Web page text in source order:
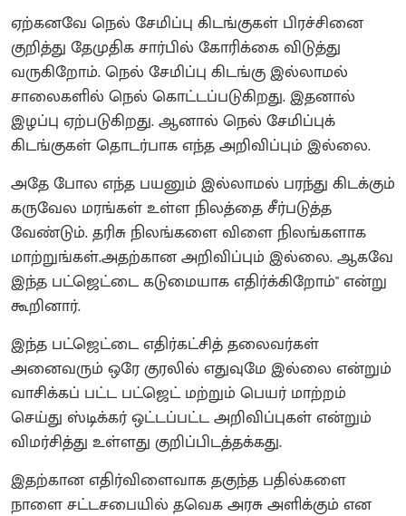
ஏற்கனவே நெல் சேமிப்பு கிடங்குகள் பிரச்சினை
குறித்து தேமுதிக சார்பில் கோரிக்கை விடுத்து
வருகிறோம். நெல் சேமிப்பு கிடங்கு இல்லாமல்
சாலைகளில் நெல் கொட்டப்படுகிறது. இதனால்
இழப்பு ஏற்படுகிறது. ஆனால் நெல் சேமிப்புக்
கிடங்குகள் தொடர்பாக எந்த அறிவிப்பும் இல்லை.
அதே போல எந்த பயனும் இல்லாமல் பரந்து கிடக்கும்
கருவேல மரங்கள் உள்ள நிலத்தை சீர்படுத்த
வேண்டும். தரிசு நிலங்களை விளை நிலங்களாக
மாற்றுங்கள்.அதற்கான அறிவிப்பும் இல்லை. ஆகவே
இந்த பட்ஜெட்டை கடுமையாக எதிர்க்கிறோம்" என்று
கூறினார்.
இந்த பட்ஜெட்டை எதிர்கட்சித் தலைவர்கள்
அனைவரும் ஒரே குரலில் எதுவுமே இல்லை என்றும்
வாசிக்கப் பட்ட பட்ஜெட் மற்றும் பெயர் மாற்றம்
செய்து ஸ்டிக்கர் ஒட்டப்பட்ட அறிவிப்புகள் என்றும்
விமர்சித்து உள்ளது குறிப்பிடத்தக்கது.
இதற்கான எதிர்விளைவாக தகுந்த பதில்களை
நாளை சட்டசபையில் தவெக அரசு அளிக்கும் என